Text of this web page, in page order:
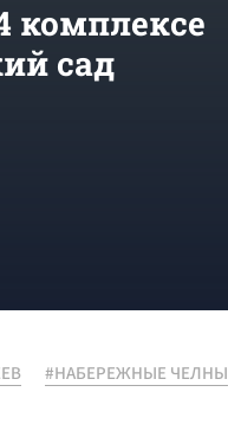
комплексе
сад
#НАБЕРЕЖНЫЕ ЧЕЛНЫ